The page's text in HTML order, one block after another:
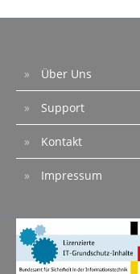
Über Uns
Support
Kontakt
Impressum